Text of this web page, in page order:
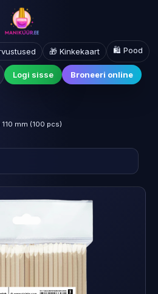
🎁 Kinkekaart 🛍️ Pood
Logi sisse Broneeri online
mm (100 pcs)